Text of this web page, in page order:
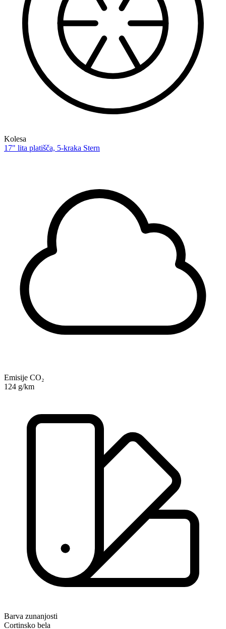
Kolesa
17" lita platišča, 5-kraka Stern
Emisije CO₂
124 g/km
Barva zunanjosti
Cortinsko bela